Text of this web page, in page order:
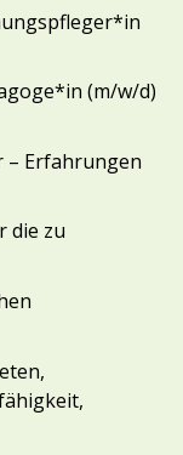
(m/w/d)
– Erfahrungen
die zu